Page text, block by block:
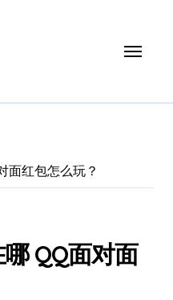
面红包怎么玩？
QQ面对面